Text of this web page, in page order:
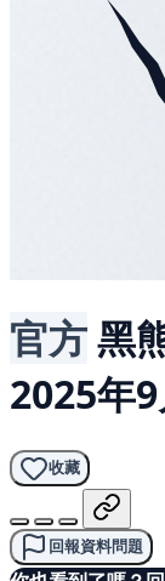
官方黑
2025年
收藏
回報資料問題